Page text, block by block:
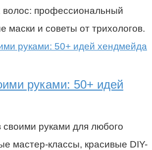
профессиональный
маски и советы от трихологов.
руками: 50+ идей
своими руками для любого
мастер-классы, красивые DIY-